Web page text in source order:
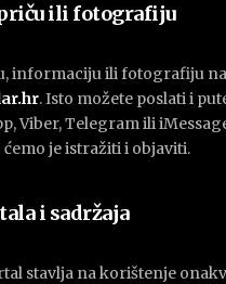
ili fotografiju
informaciju ili fotografiju
. Isto možete poslati i
Viber, Telegram ili
ćemo je istražiti i objaviti.
i sadržaja
stavlja na korištenje